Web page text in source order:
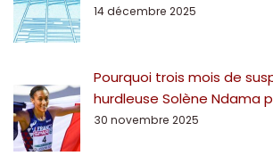
14 décembre 2025
Pourquoi trois mois de
hurdleuse Solène Ndama
30 novembre 2025